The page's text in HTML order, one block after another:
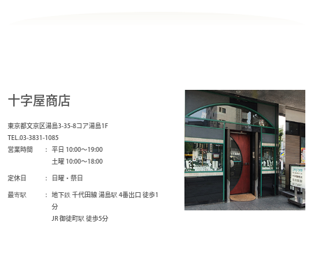
十字屋商店
東京都文京区湯島3-35-8コア湯島1F
TEL.03-3831-1085
営業時間
平日 10:00～19:00
土曜 10:00～18:00
定休日
日曜・祭日
最寄駅
地下鉄 千代田線 湯島駅 4番出口 徒歩1
分
JR 御徒町駅 徒歩5分